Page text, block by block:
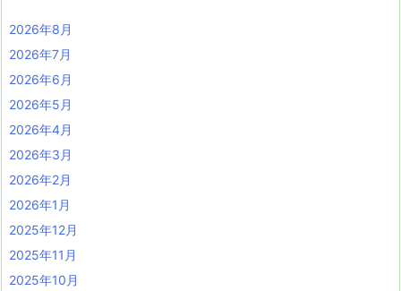
2026年8月
2026年7月
2026年6月
2026年5月
2026年4月
2026年3月
2026年2月
2026年1月
2025年12月
2025年11月
2025年10月